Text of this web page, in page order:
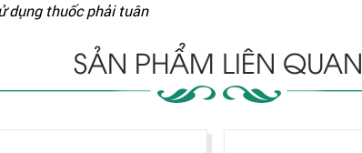
dụng thuốc phải tuân
SẢN PHẨM LIÊN QUAN